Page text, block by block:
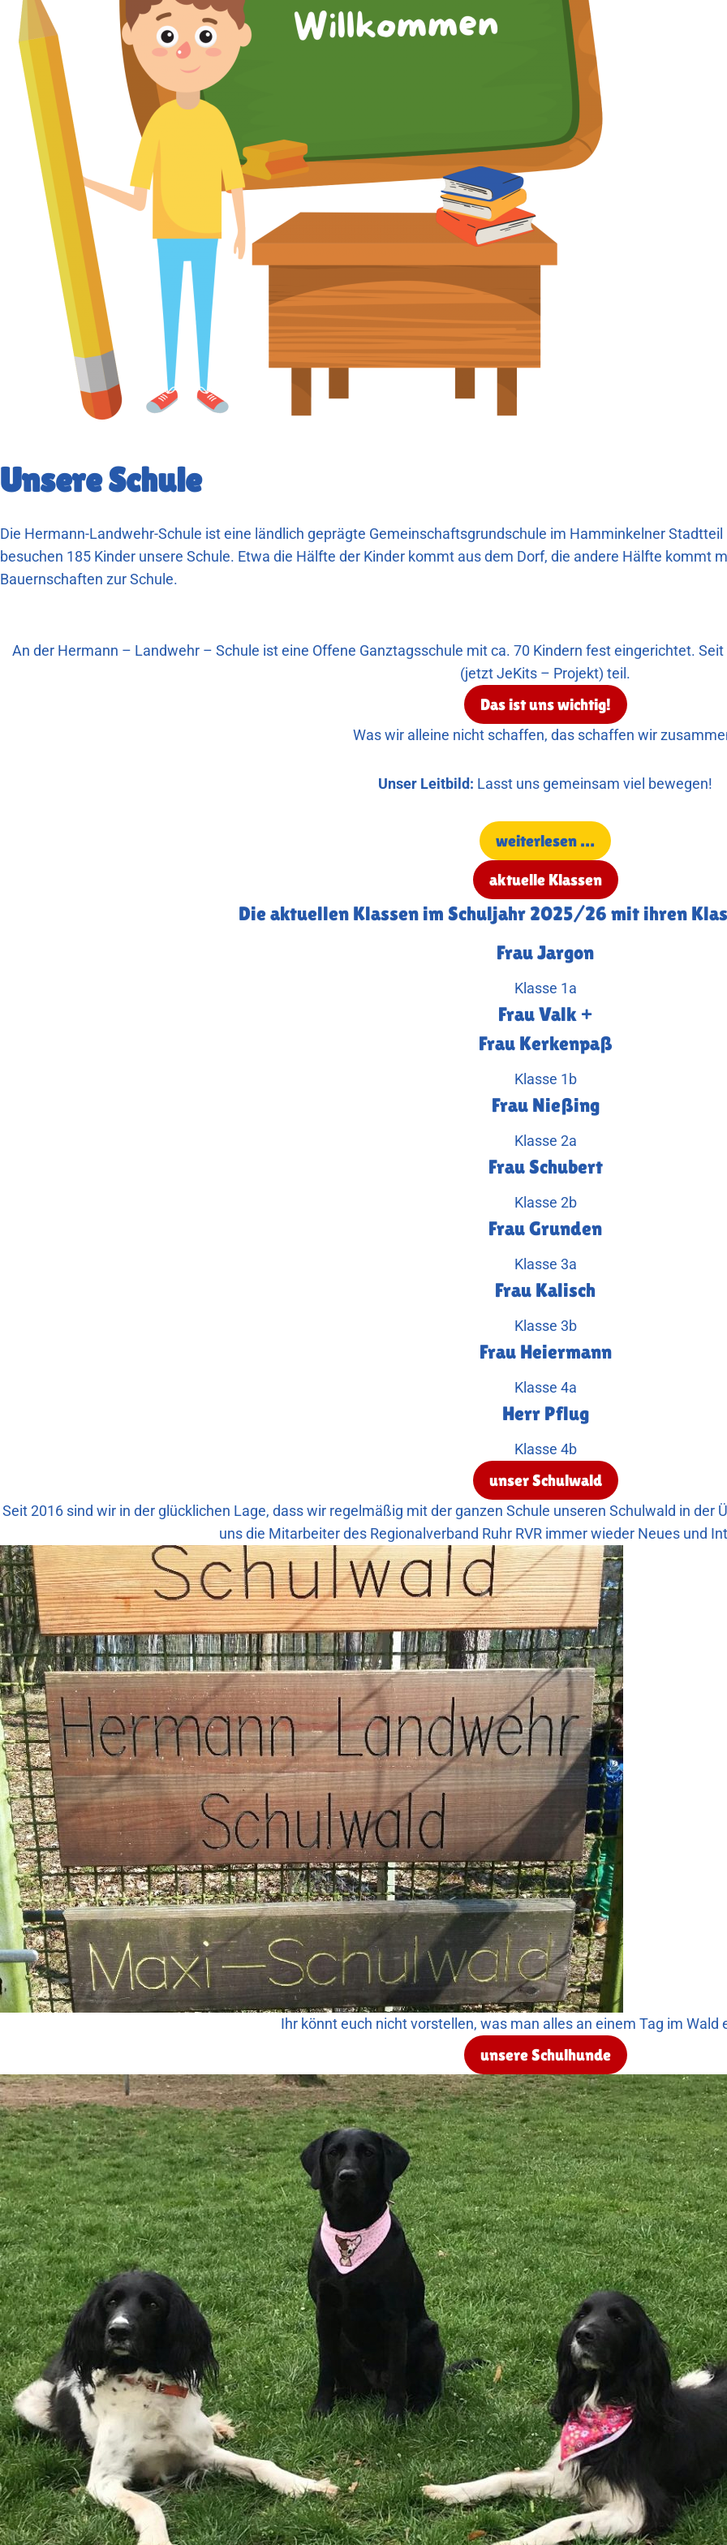
Unsere Schule
Die Hermann-Landwehr-Schule ist eine ländlich geprägte Gemeinschaftsgrundschule im Hamminkelner
besuchen 185 Kinder unsere Schule. Etwa die Hälfte der Kinder kommt aus dem Dorf, die andere Hälfte kommt
Bauernschaften zur Schule.
An der Hermann – Landwehr – Schule ist eine Offene Ganztagsschule mit ca. 70 Kindern fest eingerichtet.
(jetzt JeKits – Projekt) teil.
Das ist uns wichtig!
Was wir alleine nicht schaffen, das schaffen wir
Unser Leitbild: Lasst uns gemeinsam viel bewegen!
weiterlesen …
aktuelle Klassen
Die aktuellen Klassen im Schuljahr 2025/26 mit ihren
Frau Jargon
Klasse 1a
Frau Valk +
Frau Kerkenpaß
Klasse 1b
Frau Nießing
Klasse 2a
Frau Schubert
Klasse 2b
Frau Grunden
Klasse 3a
Frau Kalisch
Klasse 3b
Frau Heiermann
Klasse 4a
Herr Pflug
Klasse 4b
unser Schulwald
Seit 2016 sind wir in der glücklichen Lage, dass wir regelmäßig mit der ganzen Schule unseren Schulwald in
uns die Mitarbeiter des Regionalverband Ruhr RVR immer wieder Neues und
Ihr könnt euch nicht vorstellen, was man alles an einem Tag im Wald
unsere Schulhunde